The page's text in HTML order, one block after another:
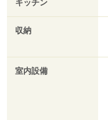
キッチン
収納
室内設備